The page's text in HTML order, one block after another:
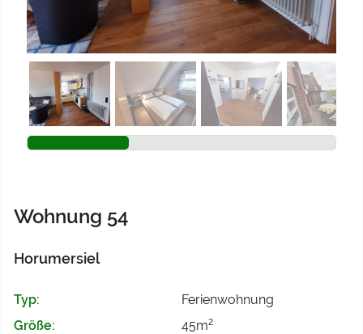
Wohnung 54
Horumersiel
Typ:
Ferienwohnung
Größe:
45m2